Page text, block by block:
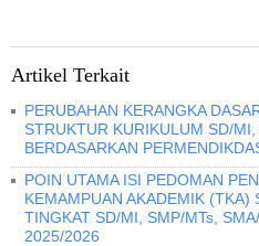
Artikel Terkait
PERUBAHAN KERANGKA
STRUKTUR KURIKULUM SD/
BERDASARKAN
POIN UTAMA ISI PEDOMAN
KEMAMPUAN AKADEMIK (TKA)
TINGKAT SD/MI, SMP/MTs,
2025/2026